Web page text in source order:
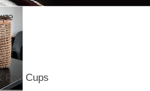
Pea Cups